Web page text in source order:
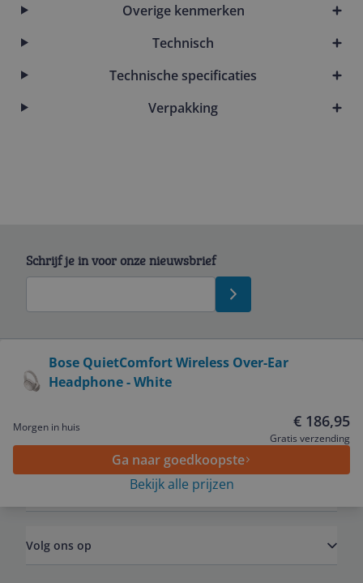
Overige kenmerken
Technisch
Technische specificaties
Verpakking
Bose QuietComfort Wireless Over-Ear
Headphone - White
Morgen in huis € 186,95
Gratis verzending
Ga naar goedkoopste
Bekijk alle prijzen
Schrijf je in voor onze nieuwsbrief
Service
Algemeen
Volg ons op